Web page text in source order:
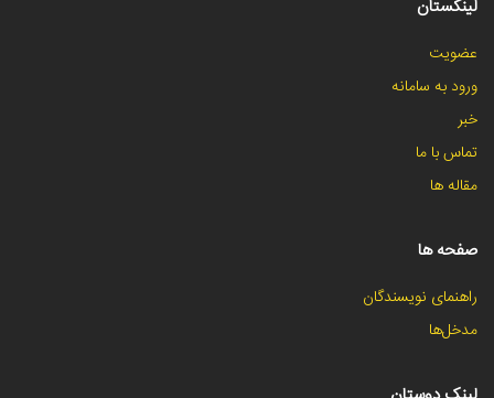
لینکستان
عضویت
ورود به سامانه
خبر
تماس با ما
مقاله ها
صفحه ها
راهنمای نویسندگان
مدخل‌ها